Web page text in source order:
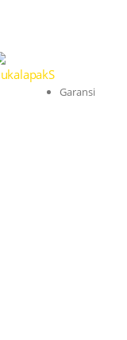
Garansi